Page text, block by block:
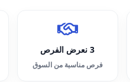
3 نعرض الفرص
فرص مناسبة من السوق